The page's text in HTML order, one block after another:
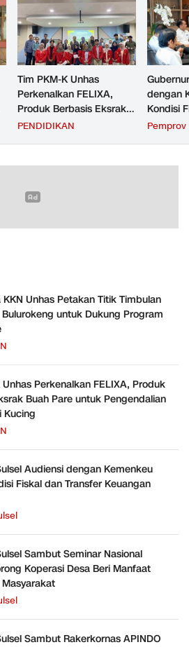
Tim PKM-K Unhas
Perkenalkan FELIXA,
Produk Berbasis Eksrak
Buah Pare untuk
PENDIDIKAN
dengan
Kondisi
Transfer
Pemprov
KKN Unhas Petakan Titik Timbulan
untuk Dukung Program
Unhas Perkenalkan FELIXA, Produk
Buah Pare untuk Pengendalian
Kucing
Audiensi dengan Kemenkeu
Fiskal dan Transfer Keuangan
Sambut Seminar Nasional
Koperasi Desa Beri Manfaat
Sambut Rakerkornas APINDO